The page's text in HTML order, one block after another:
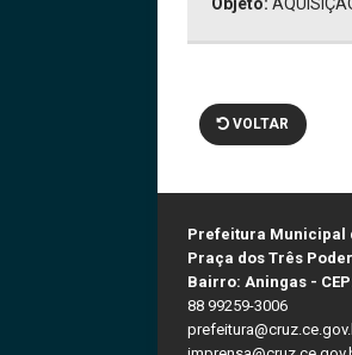
Objeto:
VOLTAR
Prefeitura Municipal
Praça dos Três
Bairro: Aningas -
88 99259-3006